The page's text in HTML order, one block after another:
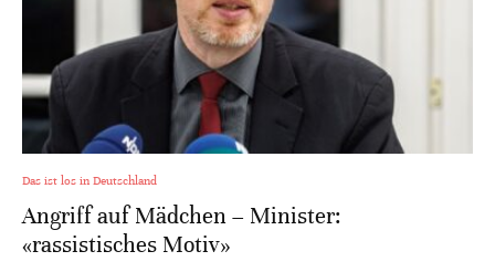
Das ist los in Deutschland
Angriff auf Mädchen – Minister:
«rassistisches Motiv»